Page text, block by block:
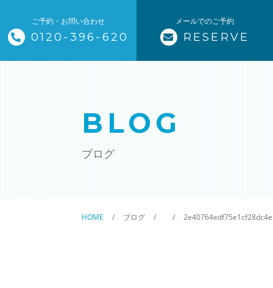
ご予約・お問い合わせ
0120-396-620
メールでのご予約
RESERVE
トップページ
クリニック施設清掃
BLOG
ブログ
HOME ブログ